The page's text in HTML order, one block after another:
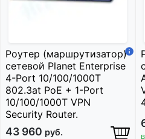
Роутер (маршрутизатор)
сетевой Planet Enterprise
4-Port 10/100/1000T
802.3at PoE + 1-Port
10/100/1000T VPN
Security Router.
43 960 руб.